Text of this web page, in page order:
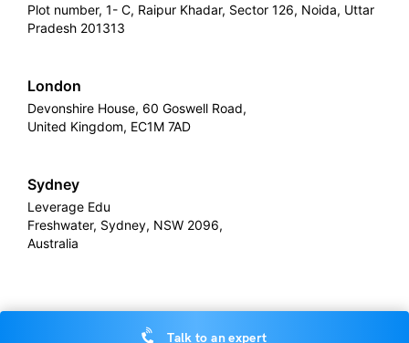
Plot number, 1- C, Raipur Khadar, Sector 126, Noida, Uttar
Pradesh 201313
London
Devonshire House, 60 Goswell Road,
United Kingdom, EC1M 7AD
Sydney
Leverage Edu
Freshwater, Sydney, NSW 2096,
Australia
Leverage
Talk to an expert